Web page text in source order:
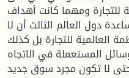
للتجارة ومهما كانت أهداف
دول العالم الثالث أن لا
العالمية للتجارة بل كذلك
المستعملة في الاتجاه
حتى لا تكون مجرد سوق جديد